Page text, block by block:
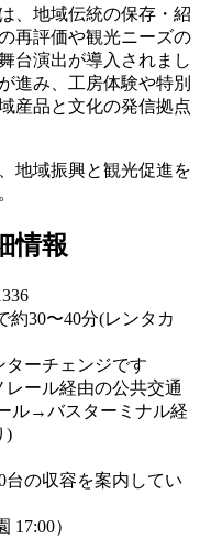
、地域伝統の保存・紹
再評価や観光ニーズの
台演出が導入されまし
進み、工房体験や特別
産品と文化の発信拠点
地域振興と観光促進を
情報
約30〜40分(レンタカ
ーチェンジです
ール経由の公共交通
ル→バスターミナル経
)
台の収容を案内してい
17:00）